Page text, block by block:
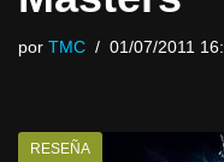
por TMC 01/07/2011
RESEÑA